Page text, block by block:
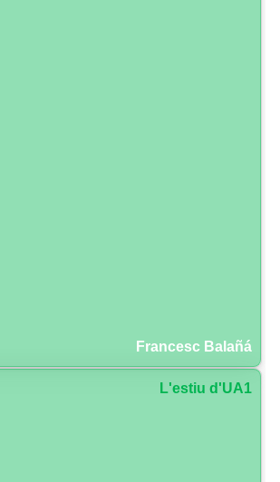
Francesc Balañá
L'estiu d'UA1